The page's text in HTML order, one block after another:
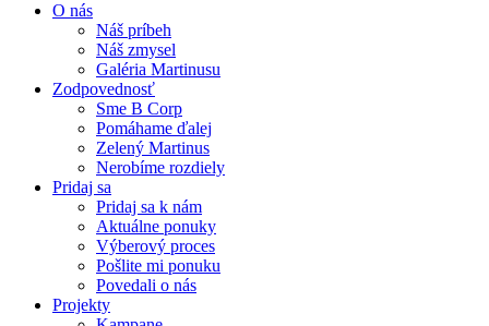
O nás
Náš príbeh
Náš zmysel
Galéria Martinusu
Zodpovednosť
Sme B Corp
Pomáhame ďalej
Zelený Martinus
Nerobíme rozdiely
Pridaj sa
Pridaj sa k nám
Aktuálne ponuky
Výberový proces
Pošlite mi ponuku
Povedali o nás
Projekty